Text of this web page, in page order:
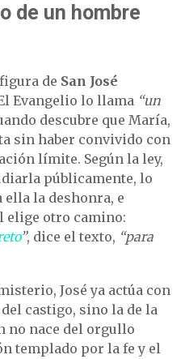
de un hombre
de San José
Evangelio lo llama “un
descubre que María,
sin haber convivido con
límite. Según la ley,
públicamente, lo
ella la deshonra, e
elige otro camino:
”, dice el texto, “para
José ya actúa con
castigo, sino la de la
no nace del orgullo
templado por la fe y el